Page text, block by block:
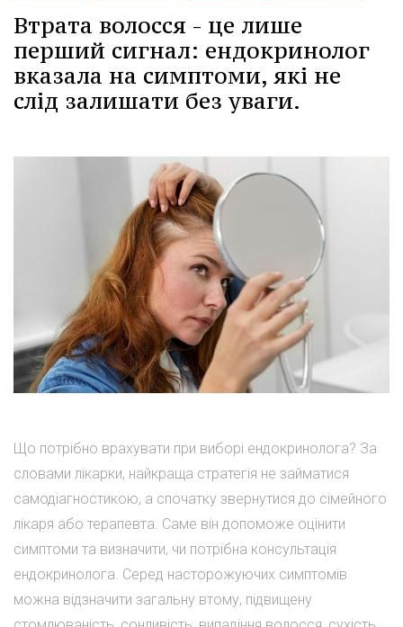
Втрата волосся - це лише
перший сигнал: ендокринолог
вказала на симптоми, які не
слід залишати без уваги.
Що потрібно врахувати при виборі ендокринолога? За
словами лікарки, найкраща стратегія не займатися
самодіагностикою, а спочатку звернутися до сімейного
лікаря або терапевта. Саме він допоможе оцінити
симптоми та визначити, чи потрібна консультація
ендокринолога. Серед насторожуючих симптомів
можна відзначити загальну втому, підвищену